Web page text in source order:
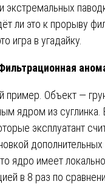
ли это к прорыву
игра в угадайку.
пример. Объект —
ядром из
эксплуатант
ядро имеет
в 8 раз по